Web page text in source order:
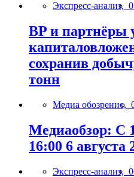
Экспресс-анализ,
BP и партнёры
сохранив
тонн
Медиа обозрение,
Медиаобзор: С
16:00 6 августа
Экспресс-анализ,